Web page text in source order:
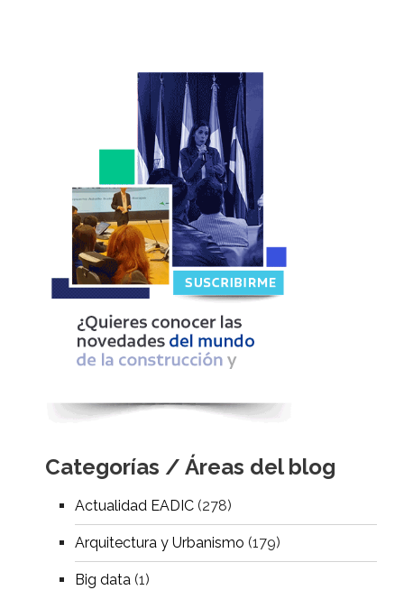
Categorías / Áreas del blog
Actualidad EADIC (278)
Arquitectura y Urbanismo (179)
Big data (1)